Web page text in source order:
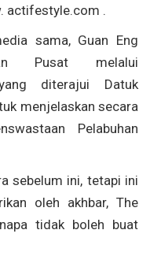
actifestyle.com .
sama, Guan Eng
Pusat melalui
diterajui Datuk
menjelaskan secara
Pelabuhan
sebelum ini, tetapi ini
oleh akhbar, The
tidak boleh buat